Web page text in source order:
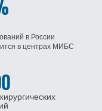
в России
в центрах МИБС